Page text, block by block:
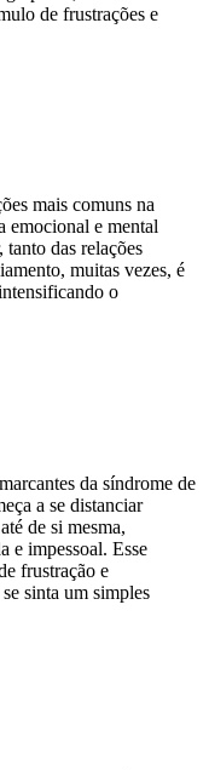
de frustrações e
mais comuns na
emocional e mental
das relações
muitas vezes, é
o
da síndrome de
a se distanciar
de si mesma,
e impessoal. Esse
frustração e
sinta um simples